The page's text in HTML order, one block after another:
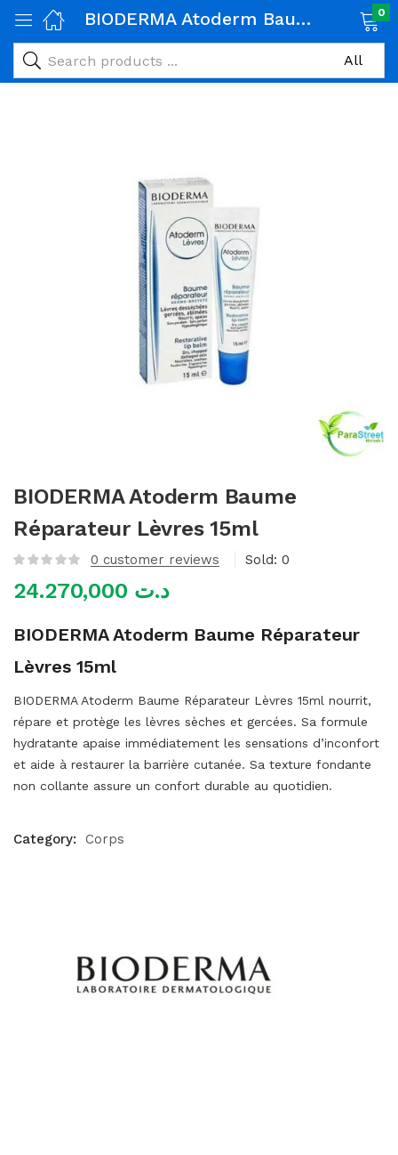
alimentaires)
BIODERMA Atoderm Baume Réparateur Lèvres 15ml 0
BIODERMA Atoderm Baume
Réparateur Lèvres 15ml
0 customer reviews Sold: 0
د.ت
BIODERMA Atoderm Baume Réparateur
Lèvres 15ml
BIODERMA Atoderm Baume Réparateur Lèvres 15ml nourrit,
répare et protège les lèvres sèches et gercées. Sa formule
hydratante apaise immédiatement les sensations d’inconfort
et aide à restaurer la barrière cutanée. Sa texture fondante
non collante assure un confort durable au quotidien.
Category: Corps